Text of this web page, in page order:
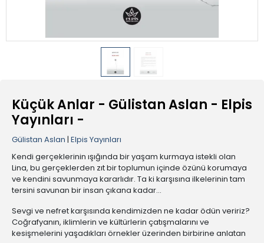
Küçük Anlar - Gülistan Aslan - Elpis
Yayınları -
Gülistan Aslan | Elpis Yayınları
Kendi gerçeklerinin ışığında bir yaşam kurmaya istekli olan
Lina, bu gerçeklerden zıt bir toplumun içinde özünü korumaya
ve kendini savunmaya kararlıdır. Ta ki karşısına ilkelerinin tam
tersini savunan bir insan çıkana kadar...
Sevgi ve nefret karşısında kendimizden ne kadar ödün veririz?
Coğrafyanın, iklimlerin ve kültürlerin çatışmalarını ve
kesişmelerini yaşadıkları örnekler üzerinden birbirine anlatan